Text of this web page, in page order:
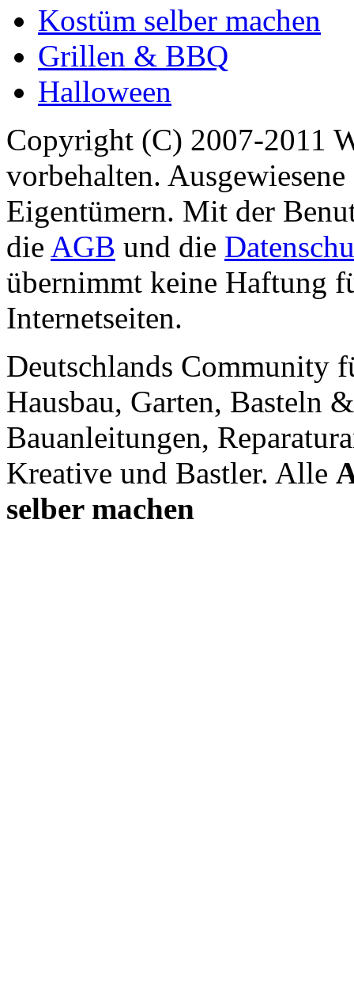
Kostüm selber machen
Grillen & BBQ
Halloween
Copyright (C) 2007-2011
vorbehalten.
Eigentümern. Mit der
die AGB und die
übernimmt keine Haftung
Internetseiten.
Deutschlands Community
Hausbau, Garten, Basteln
Bauanleitungen,
Kreative und Bastler. Alle
selber machen